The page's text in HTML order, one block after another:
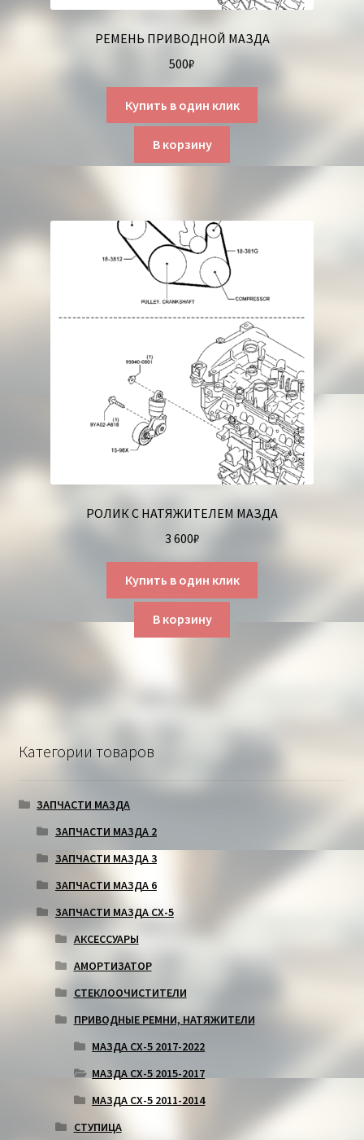
РЕМЕНЬ ПРИВОДНОЙ МАЗДА
500₽
Купить в один клик
В корзину
РОЛИК С НАТЯЖИТЕЛЕМ МАЗДА
3 600₽
Купить в один клик
В корзину
Категории товаров
ЗАПЧАСТИ МАЗДА
ЗАПЧАСТИ МАЗДА 2
ЗАПЧАСТИ МАЗДА 3
ЗАПЧАСТИ МАЗДА 6
ЗАПЧАСТИ МАЗДА СХ-5
АКСЕССУАРЫ
АМОРТИЗАТОР
СТЕКЛООЧИСТИТЕЛИ
ПРИВОДНЫЕ РЕМНИ, НАТЯЖИТЕЛИ
МАЗДА СХ-5 2017-2022
МАЗДА СХ-5 2015-2017
МАЗДА СХ-5 2011-2014
СТУПИЦА